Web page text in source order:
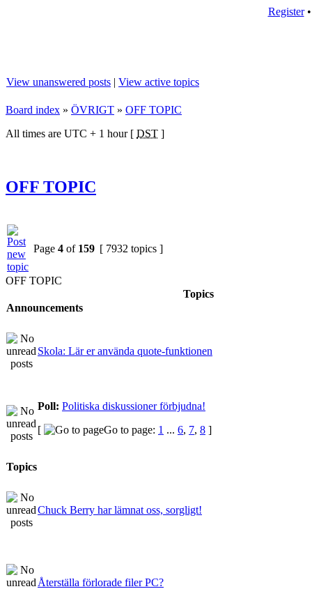
Register
View unanswered posts | View active topics
Board index » ÖVRIGT » OFF TOPIC
All times are UTC + 1 hour [ DST ]
OFF TOPIC
Page 4 of 159 [ 7932 topics ]
OFF TOPIC
Topics
Announcements
Skola: Lär er använda quote-funktionen
Poll: Politiska diskussioner förbjudna!
[
Go to page: 1 ... 6, 7, 8 ]
Topics
Chuck Berry har lämnat oss, sorgligt!
Återställa förlorade filer PC?